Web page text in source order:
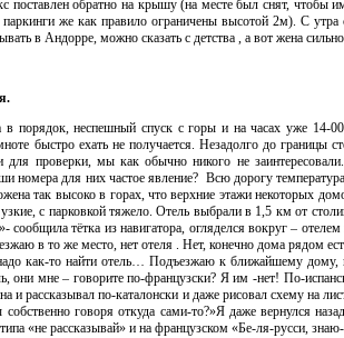
поставлен обратно на крышу (на месте был снят, чтобы
же как правило ограничены высотой 2м). С
в Андорре, можно сказать с детства , а вот жена
в порядок, неспешный спуск с горы и на часах уже 14-
быстро ехать не получается. Незадолго до границы
для проверки, мы как обычно никого не
номера для них частое явление? Всю дорогу
так высоко в горах, что верхние этажи некоторых
с парковкой тяжело. Отель выбрали в 1,5 км от
сообщила тётка из навигатора, огляделся вокруг –
в то же место, нет отеля . Нет, конечно дома рядом
как-то найти отель… Подъезжаю к ближайшему
они мне – говорите по-французски? Я им -нет! По-
и рассказывал по-каталонски и даже рисовал схему на
говоря откуда сами-то?»Я даже вернулся
«не рассказывай» и на французском «Бе-ля-русси,